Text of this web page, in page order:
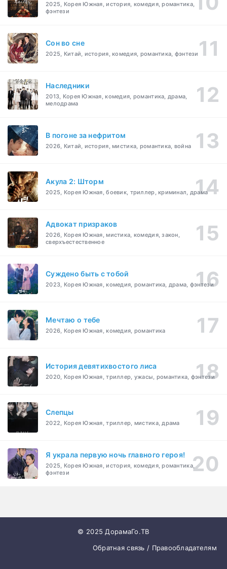
2025, Корея Южная, история, комедия, романтика,
фэнтези
Cон во сне
2025, Китай, история, комедия, романтика, фэнтези
Наследники
2013, Корея Южная, комедия, романтика, драма,
мелодрама
В погоне за нефритом
2026, Китай, история, мистика, романтика, война
Акула 2: Шторм
2025, Корея Южная, боевик, триллер, криминал, драма
Адвокат призраков
2026, Корея Южная, мистика, комедия, закон,
сверхъестественное
Суждено быть с тобой
2023, Корея Южная, комедия, романтика, драма, фэнтези
Мечтаю о тебе
2026, Корея Южная, комедия, романтика
История девятихвостого лиса
2020, Корея Южная, триллер, ужасы, романтика, фэнтези
Слепцы
2022, Корея Южная, триллер, мистика, драма
Я украла первую ночь главного героя!
2025, Корея Южная, история, комедия, романтика,
фэнтези
© 2025 ДорамаГо.ТВ
Обратная связь / Правообладателям